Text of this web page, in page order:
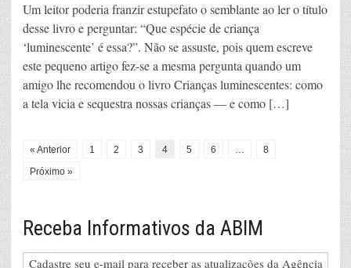
Um leitor poderia franzir estupefato o semblante ao ler o título
desse livro e perguntar: “Que espécie de criança
‘luminescente’ é essa?”. Não se assuste, pois quem escreve
este pequeno artigo fez-se a mesma pergunta quando um
amigo lhe recomendou o livro Crianças luminescentes: como
a tela vicia e sequestra nossas crianças — e como […]
« Anterior 1 2 3 4 5 6 …
8
Próximo »
Receba Informativos da ABIM
Cadastre seu e-mail para receber as atualizações da Agência